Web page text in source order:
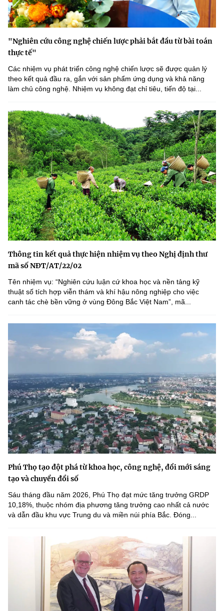
"Nghiên cứu công nghệ chiến lược phải bắt đầu từ bài toán
thực tế"
Các nhiệm vụ phát triển công nghệ chiến lược sẽ được quản lý
theo kết quả đầu ra, gắn với sản phẩm ứng dụng và khả năng
làm chủ công nghệ. Nhiệm vụ không đạt chỉ tiêu, tiến độ tại...
Thông tin kết quả thực hiện nhiệm vụ theo Nghị định thư
mã số NĐT/AT/22/02
Tên nhiệm vụ: “Nghiên cứu luận cứ khoa học và nền tảng kỹ
thuật số tích hợp viễn thám và khí hậu nông nghiệp cho việc
canh tác chè bền vững ở vùng Đông Bắc Việt Nam”, mã...
Phú Thọ tạo đột phá từ khoa học, công nghệ, đổi mới sáng
tạo và chuyển đổi số
Sáu tháng đầu năm 2026, Phú Thọ đạt mức tăng trưởng GRDP
10,18%, thuộc nhóm địa phương tăng trưởng cao nhất cả nước
và dẫn đầu khu vực Trung du và miền núi phía Bắc. Đóng...